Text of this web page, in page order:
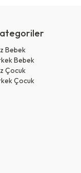
Bebek
Bebek
Çocuk
Çocuk